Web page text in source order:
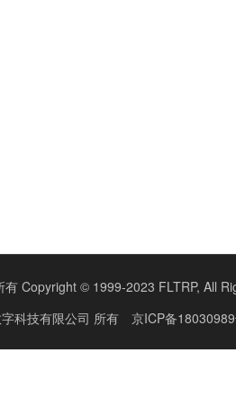
Copyright © 1999-2023 FLTRP, All
科技有限公司 所有 京ICP备